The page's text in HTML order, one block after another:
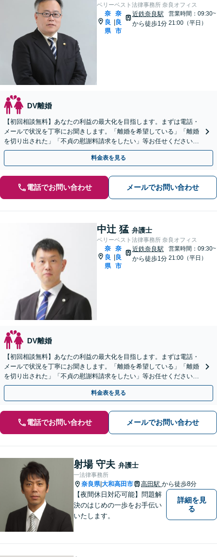
ベリーベスト法律事務所 奈良オフィス
奈
良
県
奈
良
市
近鉄奈良駅
から徒歩1分
営業時間：09:30~
21:00（平日）
DV離婚
【初回相談無料】あなたの利益の最大化を目指します。まずは電話・
メールで状況を丁寧にお聞きします。「離婚を希望している」「離婚
を切り出された」「不貞の慰謝料請求をしたい」等お任せください。
【リーズナブルな料金設定】
料金表を見る
電話でお問い合わせ メールでお問い合わせ
中辻 猛 弁護士
ベリーベスト法律事務所 奈良オフィス
奈
良
県
奈
良
市
近鉄奈良駅
から徒歩1分
営業時間：09:30~
21:00（平日）
DV離婚
【初回相談無料】あなたの利益の最大化を目指します。まずは電話・
メールで状況を丁寧にお聞きします。「離婚を希望している」「離婚
を切り出された」「不貞の慰謝料請求をしたい」等お任せください。
【リーズナブルな料金設定】
料金表を見る
電話でお問い合わせ メールでお問い合わせ
射場 守夫 弁護士
一法律事務所
奈良県|大和高田市 高田駅 から徒歩8分
【夜間休日対応可能】問題解
決のはじめの一歩をお手伝い
いたします。
詳細を見
る